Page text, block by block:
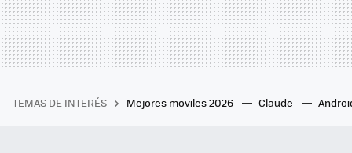
TEMAS DE INTERÉS Mejores moviles 2026 Claude